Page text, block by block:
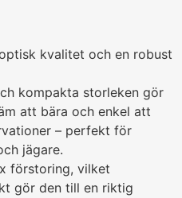
kvalitet och en robust
kompakta storleken gör
att bära och enkel att
– perfekt för
jägare.
förstoring, vilket
gör den till en riktig